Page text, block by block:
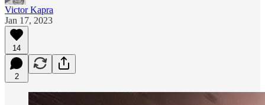
Victor Kapra
Jan 17, 2023
14
2